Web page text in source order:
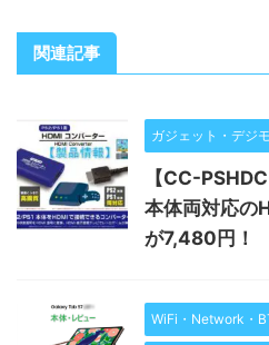
関連記事
ガジェット・デジ
【CC-
本体両対応の
が7,480円！
WiFi・Network・